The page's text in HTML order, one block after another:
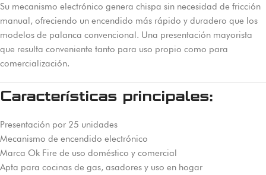
Su mecanismo electrónico genera chispa sin necesidad de fricción
manual, ofreciendo un encendido más rápido y duradero que los
modelos de palanca convencional. Una presentación mayorista
que resulta conveniente tanto para uso propio como para
comercialización.
Características principales:
Presentación por 25 unidades
Mecanismo de encendido electrónico
Marca Ok Fire de uso doméstico y comercial
Apta para cocinas de gas, asadores y uso en hogar